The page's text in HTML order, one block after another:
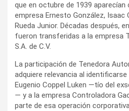
que en octubre de 1939
empresa Ernesto González, Isaac
Rueda Junior. Décadas después,
fueron transferidas a la empresa
S.A. de C.V.
La participación de Tenedora
adquiere relevancia al
Eugenio Coppel Luken —tío del
— y a la empresa Controladora
parte de esa operación